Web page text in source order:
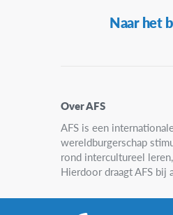
Naar het
Over AFS
AFS is een
wereldburgerschap
rond intercultureel
Hierdoor draagt AFS bij